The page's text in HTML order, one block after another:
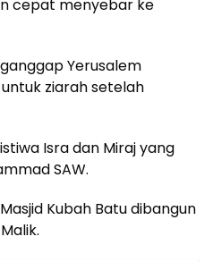
cepat menyebar ke
Yerusalem
ziarah setelah
Isra dan Miraj yang
SAW.
Kubah Batu dibangun